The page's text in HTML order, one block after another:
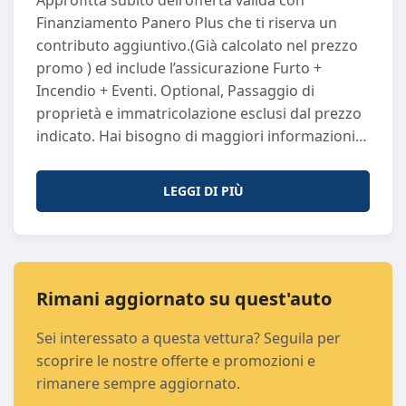
Km : 10800
Normativa Ecologica: euro6
Porte: 5
Sedili : 5
Passo: 2672
Potenza (CV) : 147
Potenza (KW): 108
Proprietari Precedenti: 0
Finanziamento Panero Plus che ti riserva un
contributo aggiuntivo.(Già calcolato nel prezzo
promo ) ed include l’assicurazione Furto +
Incendio + Eventi. Optional, Passaggio di
proprietà e immatricolazione esclusi dal prezzo
indicato. Hai bisogno di maggiori informazioni?
scriverci su WhatsApp al numero +39 011 297
6269. I nostri consulenti saranno lieti di
di qualità e sicurezza. Selezioniamo
controlli rigorosi di qualità, garantendo
efficienza e affidabilità. Il nostro obiettivo è
offrirti un'esperienza d'acquisto di prim’ordine.
LEGGI DI PIÙ
Rimani aggiornato su quest'auto
Sei interessato a questa vettura? Seguila per
scoprire le nostre offerte e promozioni e
rimanere sempre aggiornato.